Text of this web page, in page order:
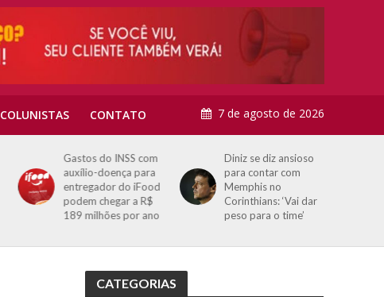
COLUNISTAS CONTATO 7 de agosto de 2026
Gastos do INSS com
auxílio-doença para
entregador do iFood
podem chegar a R$
189 milhões por ano
Diniz se diz ansioso
para contar com
Memphis no
Corinthians: ‘Vai dar
peso para o time’
CATEGORIAS